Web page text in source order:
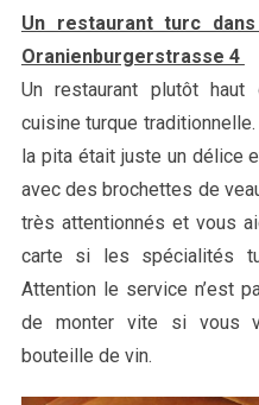
Un restaurant turc
Oranienburgerstrasse 4
Un restaurant plutôt
cuisine turque
la pita était juste un délice
avec des brochettes de
très attentionnés et vous
carte si les spécialités
Attention le service n’est
de monter vite si vous
bouteille de vin.